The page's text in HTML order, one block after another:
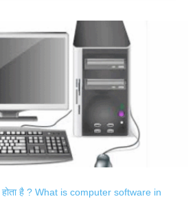
होता है ? What is computer software in